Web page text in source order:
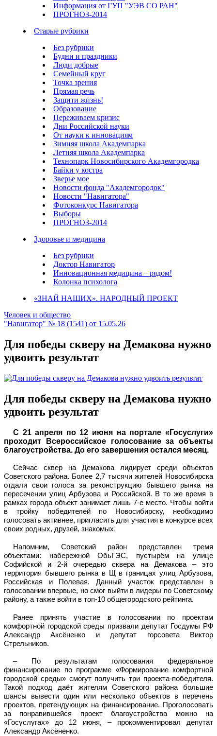
Информация от ГУП "УЭВ СО РАН"
ПРОГНОЗ-2014
Старые рубрики
Без рубрики
Будни и праздники
Люди добрые
Семейный круг
Точка зрения
Прямая речь
Защити жизнь!
Образование
Переживаем кризис
Дни Российской науки
От науки к инновациям
Зимняя школа Академпарка
Летняя школа Академпарка
Технопарк Новосибирского Академгородка
Байки у костра
Зверье мое
Новости фонда "Академгородок"
Новости "Навигатора"
Фотоконкурс Навигатора
Выборы
ПРОГНОЗ-2014
Здоровье и медицина
Без рубрики
Доктор Навигатор
Инновационная медицина – рядом!
Колонка психолога
«ЗНАЙ НАШИХ». НАРОДНЫЙ ПРОЕКТ
Человек и общество
"Навигатор" № 18 (1541) от 15.05.26
Для победы скверу на Демакова нужно
удвоить результат
Для победы скверу на Демакова нужно
удвоить результат
С 21 апреля по 12 июня на портале «Госуслуги»
проходит Всероссийское голосование за объекты
благоустройства. До его завершения остался месяц.
Сейчас сквер на Демакова лидирует среди объектов
Советского района. Более 2,7 тысячи жителей Новосибирска
отдали свои голоса за реконструкцию бывшего рынка на
пересечении улиц Арбузова и Российской. В то же время в
рамках города объект занимает лишь 7-е место. Чтобы войти
в тройку победителей по Новосибирску, необходимо
голосовать активнее, пригласить для участия в конкурсе всех
своих родных, друзей, знакомых.
Напомним, Советский район представлен тремя
объектами: набережной ОбьГЭС, пустырём на улице
Софийской и 2-й очередью сквера на Демакова – это
территория бывшего рынка в Щ в границах улиц Арбузова,
Российская и Полевая. Данный участок представлен в
голосовании впервые, но смог выйти в лидеры по Советскому
району, а также войти в топ-10 общегородского рейтинга.
Ранее принять участие в голосовании по проектам
комфортной городской среды призвали депутат Госдумы РФ
Александр Аксёненко и депутат горсовета Виктор
Стрельников.
– По результатам голосования федеральное
финансирование по программе «Формирование комфортной
городской среды» смогут получить три проекта-победителя.
Такой подход даёт жителям Советского района большие
шансы вывести один или несколько объектов в перечень
проектов, претендующих на финансирование. Проголосовать
за понравившейся проект благоустройства можно на
«Госуслугах» до 12 июня, – прокомментировал депутат
Александр Аксёненко.